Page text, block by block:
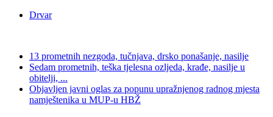
Drvar
13 prometnih nezgoda, tučnjava, drsko ponašanje, nasilje
Sedam prometnih, teška tjelesna ozljeda, krađe, nasilje u
obitelji, ...
Objavljen javni oglas za popunu upražnjenog radnog mjesta
namještenika u MUP-u HBŽ